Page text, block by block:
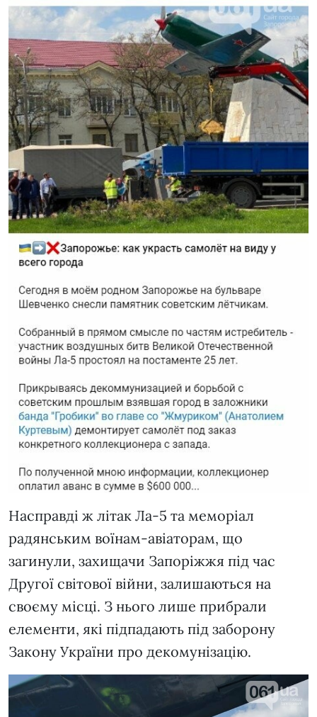
Насправді ж літак Ла-5 та меморіал
радянським воїнам-авіаторам, що
загинули, захищачи Запоріжжя під час
Другої світової війни, залишаються на
своєму місці. З нього лише прибрали
елементи, які підпадають під заборону
Закону України про декомунізацію.